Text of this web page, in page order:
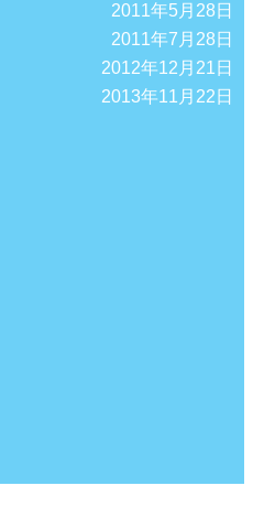
2011年5月28日
2011年7月28日
2012年12月21日
2013年11月22日